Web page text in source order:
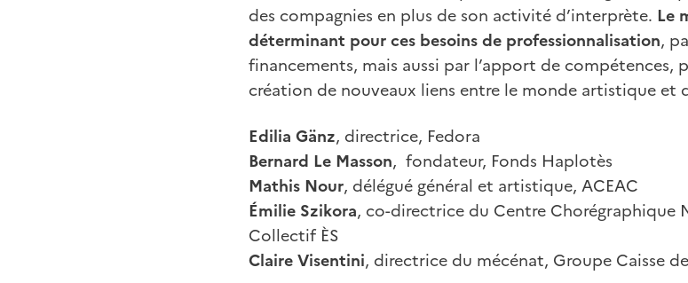
des compagnies en plus de son activité d’interprète. Le
déterminant pour ces besoins de professionnalisation,
financements, mais aussi par l’apport de compétences,
création de nouveaux liens entre le monde artistique et
Edilia Gänz, directrice, Fedora
Bernard Le Masson, fondateur, Fonds Haplotès
Mathis Nour, délégué général et artistique, ACEAC
Émilie Szikora, co-directrice du Centre Chorégraphique
Collectif ÈS
Claire Visentini, directrice du mécénat, Groupe Caisse